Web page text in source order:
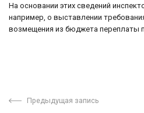
На основании этих сведений
например, о выставлении
возмещения из бюджета переплаты
Предыдущая запись